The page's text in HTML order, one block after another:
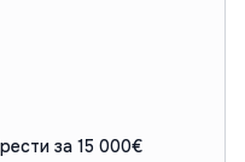
за 15 000€